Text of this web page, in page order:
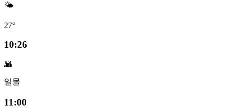
🌤️
27°
10:26
🌇
일몰
11:00